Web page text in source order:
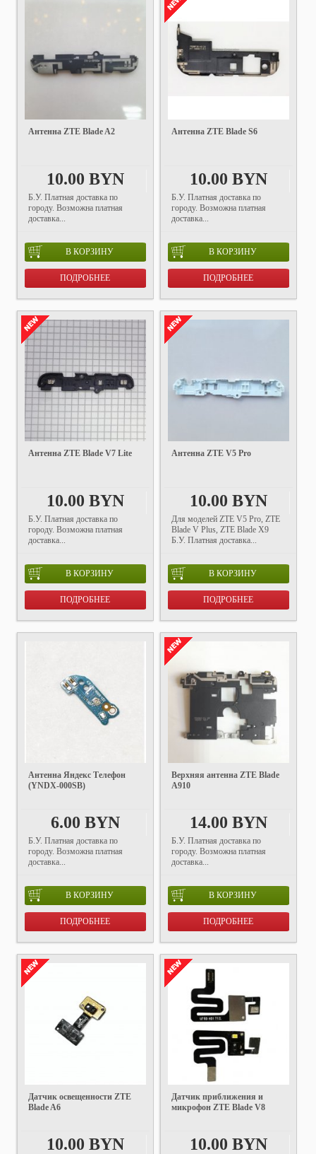
Антенна ZTE Blade A2
10.00 BYN
Б.У. Платная доставка по
городу. Возможна платная
доставка...
В КОРЗИНУ
ПОДРОБНЕЕ
Антенна ZTE Blade S6
10.00 BYN
Б.У. Платная доставка по
городу. Возможна платная
доставка...
В КОРЗИНУ
ПОДРОБНЕЕ
Антенна ZTE Blade V7 Lite
10.00 BYN
Б.У. Платная доставка по
городу. Возможна платная
доставка...
В КОРЗИНУ
ПОДРОБНЕЕ
Антенна ZTE V5 Pro
10.00 BYN
Для моделей ZTE V5 Pro, ZTE
Blade V Plus, ZTE Blade X9
Б.У. Платная доставка...
В КОРЗИНУ
ПОДРОБНЕЕ
Антенна Яндекс Телефон
(YNDX-000SB)
6.00 BYN
Б.У. Платная доставка по
городу. Возможна платная
доставка...
В КОРЗИНУ
ПОДРОБНЕЕ
Верхняя антенна ZTE Blade
A910
14.00 BYN
Б.У. Платная доставка по
городу. Возможна платная
доставка...
В КОРЗИНУ
ПОДРОБНЕЕ
Датчик освещенности ZTE
Blade A6
10.00 BYN
Датчик приближения и
микрофон ZTE Blade V8
10.00 BYN